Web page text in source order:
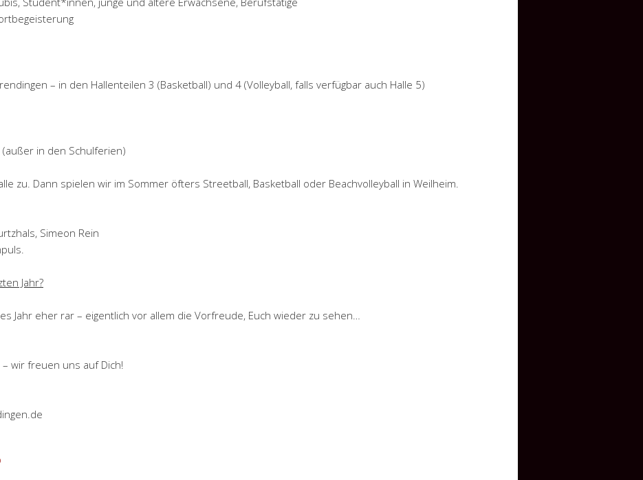
– in den Hallenteilen 3 (Basketball) und 4 (Volleyball, falls verfügbar auch Halle 5)
in den Schulferien)
zu. Dann spielen wir im Sommer öfters Streetball, Basketball oder Beachvolleyball in Weilheim.
Simeon Rein
Jahr?
Jahr eher rar – eigentlich vor allem die Vorfreude, Euch wieder zu sehen…
wir freuen uns auf Dich!